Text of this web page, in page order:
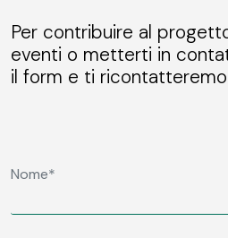
Per contribuire al
eventi o metterti in
il form e ti